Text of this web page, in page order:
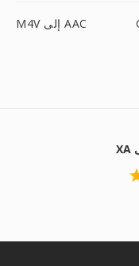
M4V إلى AAC